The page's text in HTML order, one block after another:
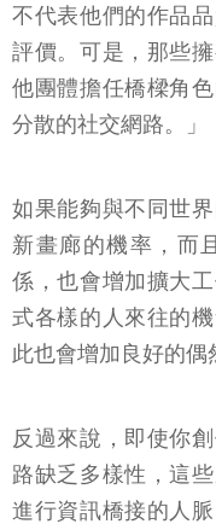
不代表他們的作品
評價。可是，那些
他團體擔任橋樑角
分散的社交網路。」
如果能夠與不同世
新畫廊的機率，而
係，也會增加擴大
式各樣的人來往的
此也會增加良好的偶
反過來說，即使你
路缺乏多樣性，這
進行資訊橋接的人